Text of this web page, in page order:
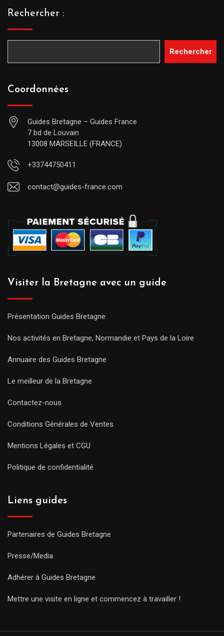
Rechercher :
Rechercher
Coordonnées
Guides Bretagne – Guides France
7 bd de Louvain
13008 MARSEILLE (FRANCE)
+33744750411
contact@guides-france.com
Visiter la Bretagne avec un guide
Présentation Guides Bretagne
Nos activités en Bretagne, Normandie et Pays de la Loire
Annuaire des Guides Bretagne
Le meilleur de la Bretagne
Contactez-nous
Conditions Générales de Ventes
Mentions Légales et CGU
Politique de confidentialité
Liens guides
Partenaires de Guides Bretagne
Presse/Media
Adhérer à Guides Bretagne
Mettre une visite en ligne et commencez à travailler !